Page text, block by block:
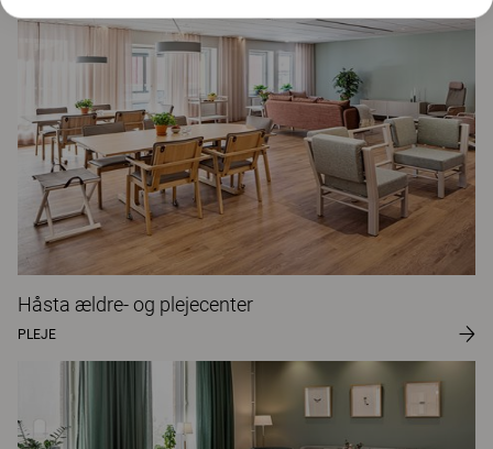
Håsta ældre- og plejecenter
PLEJE